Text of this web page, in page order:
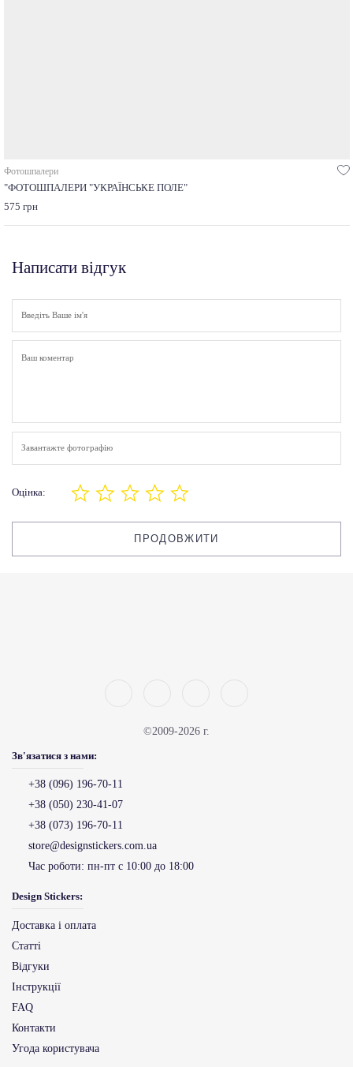
Фотошпалери
"ФОТОШПАЛЕРИ "УКРАЇНСЬКЕ ПОЛЕ"
575 грн
Написати відгук
Завантажте фотографію
Оцінка:
ПРОДОВЖИТИ
©2009-2026 г.
Зв'язатися з нами:
+38 (096) 196-70-11
+38 (050) 230-41-07
+38 (073) 196-70-11
store@designstickers.com.ua
Час роботи: пн-пт с 10:00 до 18:00
Design Stickers:
Доставка і оплата
Статті
Відгуки
Інструкції
FAQ
Контакти
Угода користувача